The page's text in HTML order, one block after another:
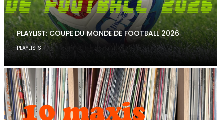
PLAYLIST: COUPE DU MONDE DE FOOTBALL 2026
PLAYLISTS